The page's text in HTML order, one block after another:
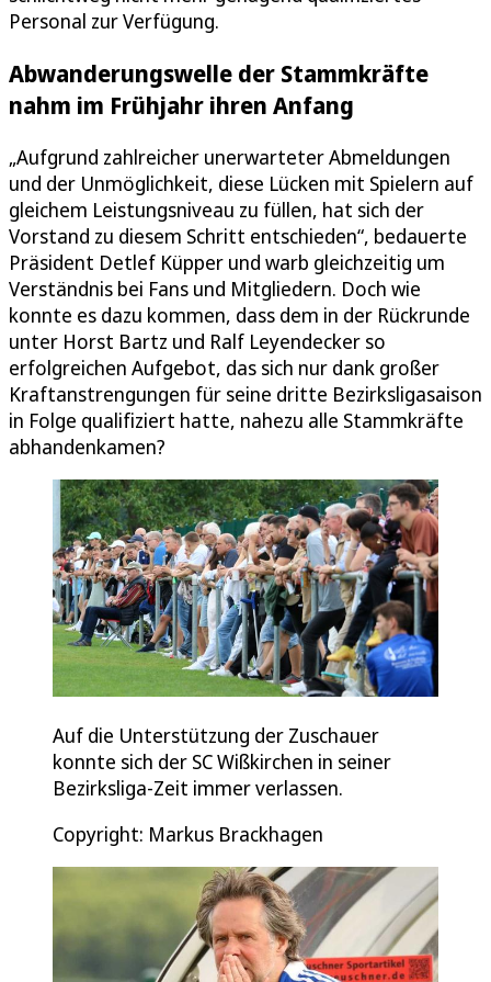
Personal zur Verfügung.
Abwanderungswelle der Stammkräfte
nahm im Frühjahr ihren Anfang
„Aufgrund zahlreicher unerwarteter Abmeldungen
und der Unmöglichkeit, diese Lücken mit Spielern auf
gleichem Leistungsniveau zu füllen, hat sich der
Vorstand zu diesem Schritt entschieden“, bedauerte
Präsident Detlef Küpper und warb gleichzeitig um
Verständnis bei Fans und Mitgliedern. Doch wie
konnte es dazu kommen, dass dem in der Rückrunde
unter Horst Bartz und Ralf Leyendecker so
erfolgreichen Aufgebot, das sich nur dank großer
Kraftanstrengungen für seine dritte Bezirksligasaison
in Folge qualifiziert hatte, nahezu alle Stammkräfte
abhandenkamen?
Auf die Unterstützung der Zuschauer
konnte sich der SC Wißkirchen in seiner
Bezirksliga-Zeit immer verlassen.
Copyright: Markus Brackhagen